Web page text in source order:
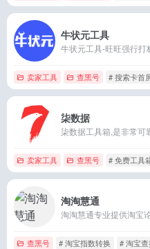
牛状元工具
卖家工具 查黑号 # 搜索卡首
柒数据
卖家工具 查黑号 # 免费工具
淘淘慧通
查黑号 # 淘宝指数转换 # 淘宝